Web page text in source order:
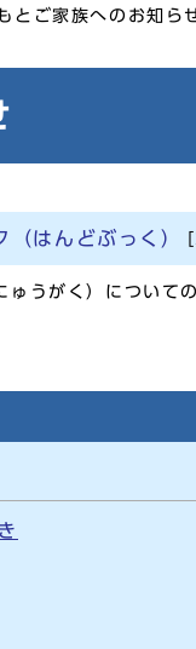
とご家族へのお知ら
はんどぶっく）
うがく）について